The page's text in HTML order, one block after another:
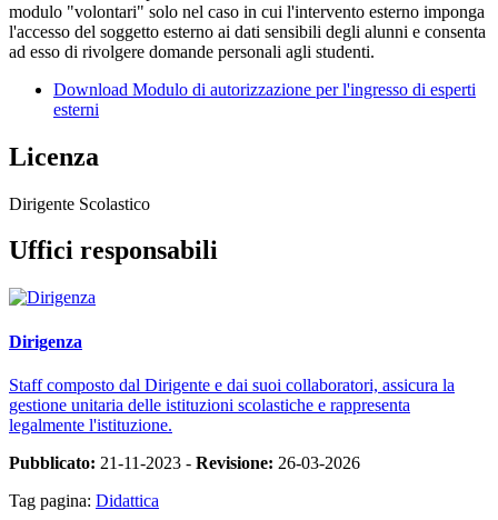
modulo "volontari" solo nel caso in cui l'intervento esterno imponga
l'accesso del soggetto esterno ai dati sensibili degli alunni e consenta
ad esso di rivolgere domande personali agli studenti.
Download Modulo di autorizzazione per l'ingresso di esperti
esterni
Licenza
Dirigente Scolastico
Uffici responsabili
Dirigenza
Staff composto dal Dirigente e dai suoi collaboratori, assicura la
gestione unitaria delle istituzioni scolastiche e rappresenta
legalmente l'istituzione.
Pubblicato: 21-11-2023 - Revisione: 26-03-2026
Tag pagina: Didattica